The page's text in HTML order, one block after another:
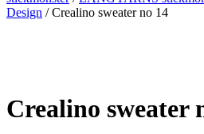
Design / Crealino sweater no 14
Crealino sweater